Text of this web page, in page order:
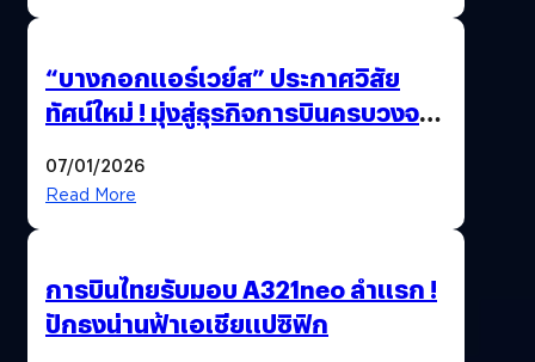
“บางกอกแอร์เวย์ส” ประกาศวิสัย
ทัศน์ใหม่ ! มุ่งสู่ธุรกิจการบินครบวงจร
สังคม
07/01/2026
Read More
การบินไทยรับมอบ A321neo ลำแรก !
ปักธงน่านฟ้าเอเชียแปซิฟิก